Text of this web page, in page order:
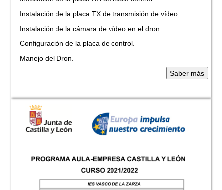
Instalación de la placa TX de transmisión de vídeo.
Instalación de la cámara de vídeo en el dron.
Configuración de la placa de control.
Manejo del Dron.